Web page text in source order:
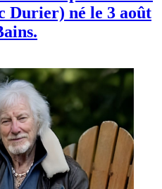
Durier) né le 3 août